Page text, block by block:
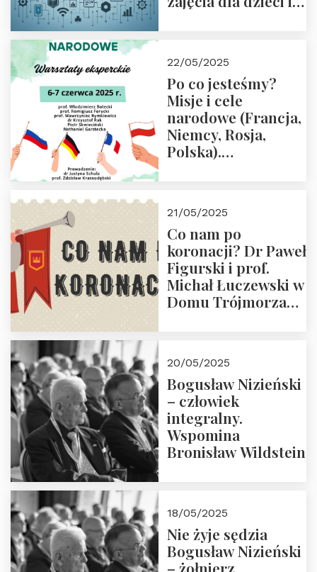
22/05/2025
Po co jesteśmy?
Misje i cele
narodowe (Francja,
Niemcy, Rosja,
Polska).
Zapraszamy do
zapisów.
21/05/2025
Co nam po
koronacji? Dr Paweł
Figurski i prof.
Michał Łuczewski w
Domu Trójmorza
20/05/2025
Bogusław Nizieński
– człowiek
integralny.
Wspomina
Bronisław Wildstein
18/05/2025
Nie żyje sędzia
Bogusław Nizieński
– żołnierz